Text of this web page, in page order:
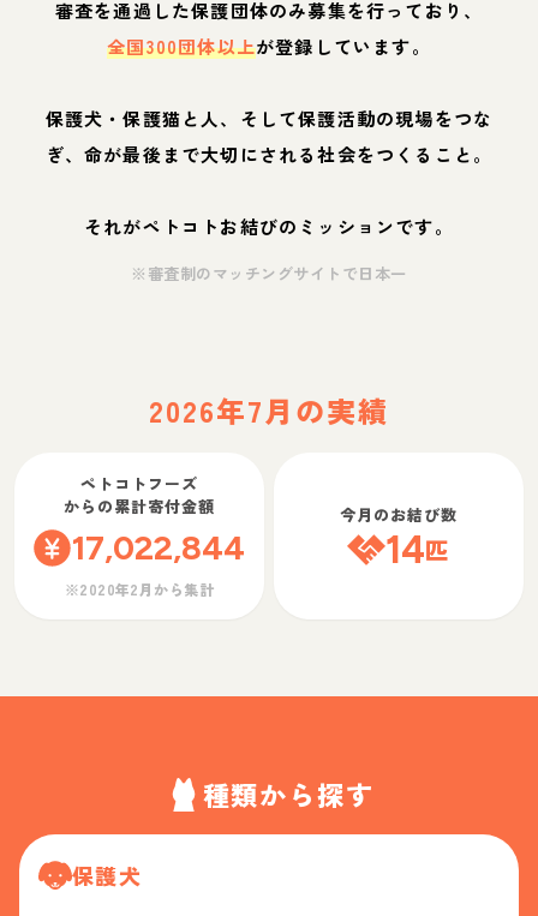
審査を通過した保護団体のみ募集を行っており、
全国300団体以上が登録しています。
保護犬・保護猫と人、そして保護活動の現場をつな
ぎ、命が最後まで大切にされる社会をつくること。
それがペトコトお結びのミッションです。
※審査制のマッチングサイトで日本一
2026年7月の実績
ペトコトフーズ
からの累計寄付金額
17,022,844
※2020年2月から集計
今月のお結び数
14匹
種類から探す
保護犬